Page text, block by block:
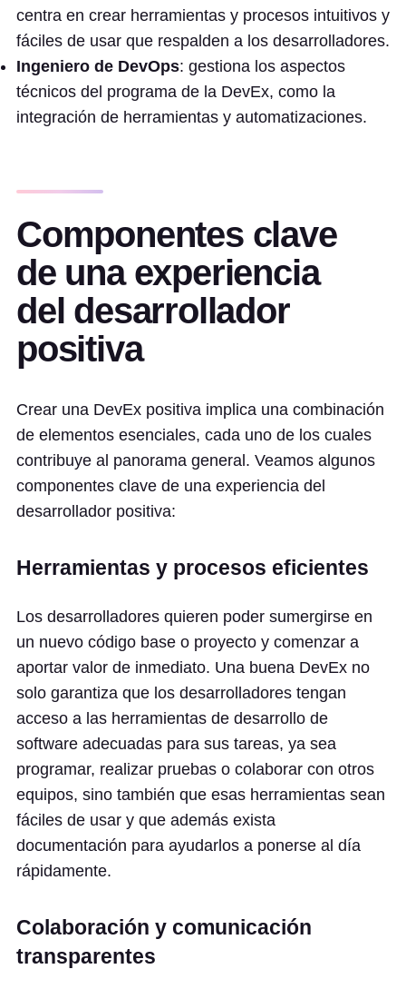
centra en crear herramientas y procesos intuitivos y
fáciles de usar que respalden a los desarrolladores.
Ingeniero de DevOps: gestiona los aspectos
técnicos del programa de la DevEx, como la
integración de herramientas y automatizaciones.
Componentes clave
de una experiencia
del desarrollador
positiva
Crear una DevEx positiva implica una combinación
de elementos esenciales, cada uno de los cuales
contribuye al panorama general. Veamos algunos
componentes clave de una experiencia del
desarrollador positiva:
Herramientas y procesos eficientes
Los desarrolladores quieren poder sumergirse en
un nuevo código base o proyecto y comenzar a
aportar valor de inmediato. Una buena DevEx no
solo garantiza que los desarrolladores tengan
acceso a las herramientas de desarrollo de
software adecuadas para sus tareas, ya sea
programar, realizar pruebas o colaborar con otros
equipos, sino también que esas herramientas sean
fáciles de usar y que además exista
documentación para ayudarlos a ponerse al día
rápidamente.
Colaboración y comunicación
transparentes